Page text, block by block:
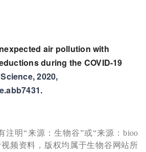
air pollution with
during the COVID-19
2020,
注明“来源：生物谷”或“来源：bioo
频资料，版权均属于生物谷网站所